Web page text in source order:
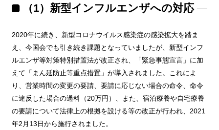
（1）新型インフルエンザへの対応
2020年に続き、新型コロナウイルス感染症の感染拡大を踏ま
え、今国会でも引き続き課題となっていましたが、新型インフ
ルエンザ等対策特別措置法が改正され、「緊急事態宣言」に加
えて「まん延防止等重点措置」が導入されました。これによ
り、営業時間の変更の要請、要請に応じない場合の命令、命令
に違反した場合の過料（20万円）、また、宿泊療養や自宅療養
の要請について法律上の根拠を設ける等の改正が行われ、2021
年2月13日から施行されました。